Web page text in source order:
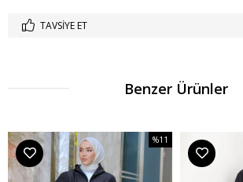
TAVSIYE ET
Benzer Ürünler
%11
İndirim